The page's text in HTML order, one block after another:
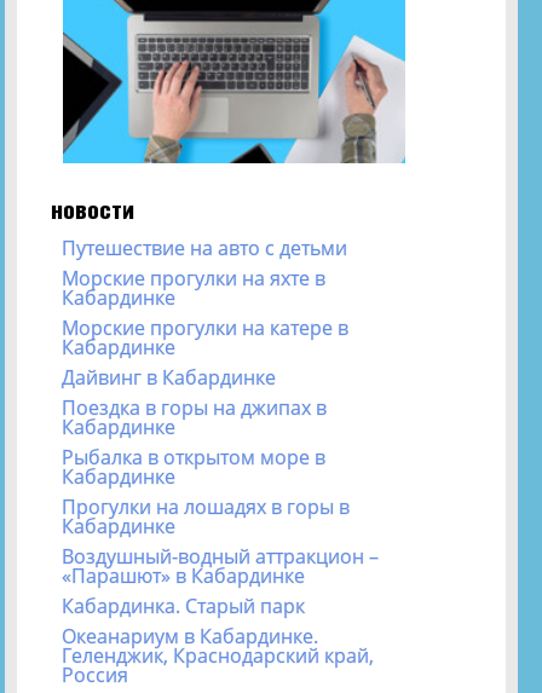
новости
Путешествие на авто с детьми
Морские прогулки на яхте в
Кабардинке
Морские прогулки на катере в
Кабардинке
Дайвинг в Кабардинке
Поездка в горы на джипах в
Кабардинке
Рыбалка в открытом море в
Кабардинке
Прогулки на лошадях в горы в
Кабардинке
Воздушный-водный аттракцион –
«Парашют» в Кабардинке
Кабардинка. Старый парк
Океанариум в Кабардинке.
Геленджик, Краснодарский край,
Россия